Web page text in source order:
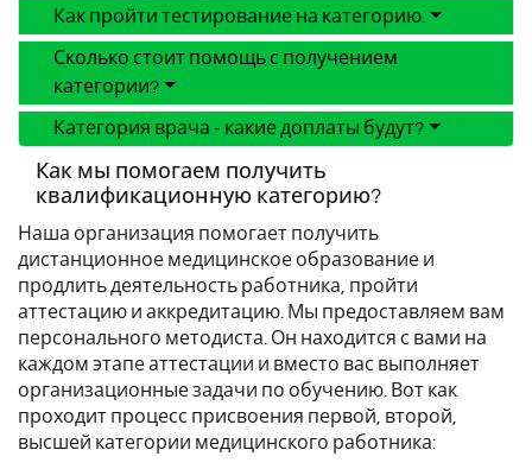
Как пройти тестирование на категорию.
Сколько стоит помощь с получением
категории?
Категория врача - какие доплаты будут?
Как мы помогаем получить
квалификационную категорию?
Наша организация помогает получить
дистанционное медицинское образование и
продлить деятельность работника, пройти
аттестацию и аккредитацию. Мы предоставляем вам
персонального методиста. Он находится с вами на
каждом этапе аттестации и вместо вас выполняет
организационные задачи по обучению. Вот как
проходит процесс присвоения первой, второй,
высшей категории медицинского работника: